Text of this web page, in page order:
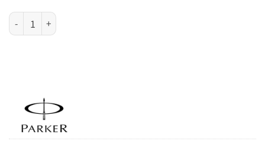
Parker Sonnet 系列 - 新版 亮黑銀夾原子筆 (1931502) 數量